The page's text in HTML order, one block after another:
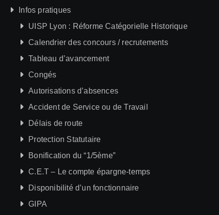
Infos pratiques
UISP Lyon : Réforme Catégorielle Historique
Calendrier des concours / recrutements
Tableau d’avancement
Congés
Autorisations d’absences
Accident de Service ou de Travail
Délais de route
Protection Statutaire
Bonification du “1/5ème”
C.E.T – Le compte épargne-temps
Disponibilité d’un fonctionnaire
GIPA